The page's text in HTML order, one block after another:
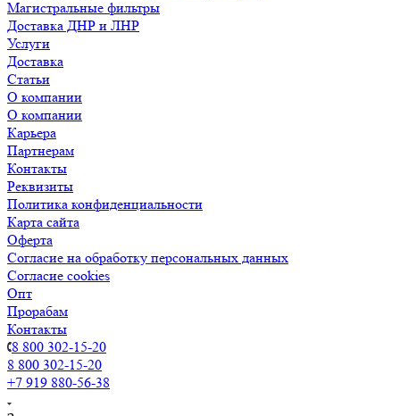
Магистральные фильтры
Доставка ДНР и ЛНР
Услуги
Доставка
Статьи
О компании
О компании
Карьера
Партнерам
Контакты
Реквизиты
Политика конфиденциальности
Карта сайта
Оферта
Согласие на обработку персональных данных
Согласие cookies
Опт
Прорабам
Контакты
8 800 302-15-20
8 800 302-15-20
+7 919 880-56-38